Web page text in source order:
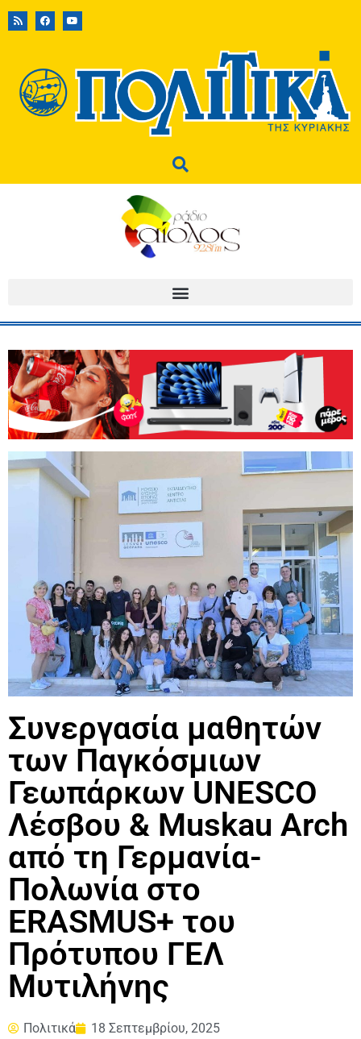
Συνεργασία μαθητών
των Παγκόσμιων
Γεωπάρκων UNESCO
Λέσβου & Muskau Arch
από τη Γερμανία-
Πολωνία στο
ERASMUS+ του
Πρότυπου ΓΕΛ
Μυτιλήνης
Πολιτικά 18 Σεπτεμβρίου, 2025